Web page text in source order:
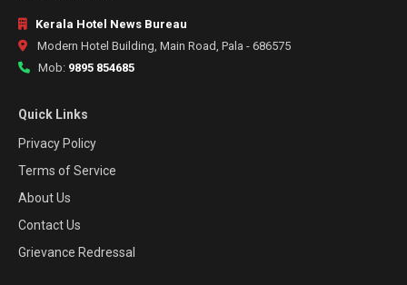
Kerala Hotel News Bureau
Modern Hotel Building, Main Road, Pala - 686575
Mob: 9895 854685
Quick Links
Privacy Policy
Terms of Service
About Us
Contact Us
Grievance Redressal